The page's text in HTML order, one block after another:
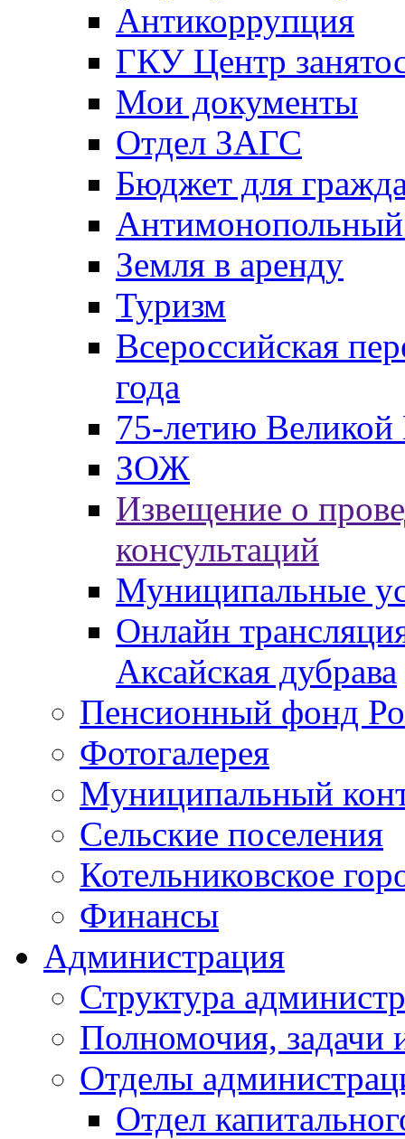
Антикоррупция
ГКУ Центр
Мои документы
Отдел ЗАГС
Бюджет для
Антимонопольный
Земля в аренду
Туризм
Всероссийская
года
75-летию
ЗОЖ
Извещение о
консультаций
Муниципальные
Онлайн
Аксайская дубрава
Пенсионный фонд
Фотогалерея
Муниципальный
Сельские поселения
Котельниковское
Финансы
Администрация
Структура
Полномочия, задачи
Отделы
Отдел